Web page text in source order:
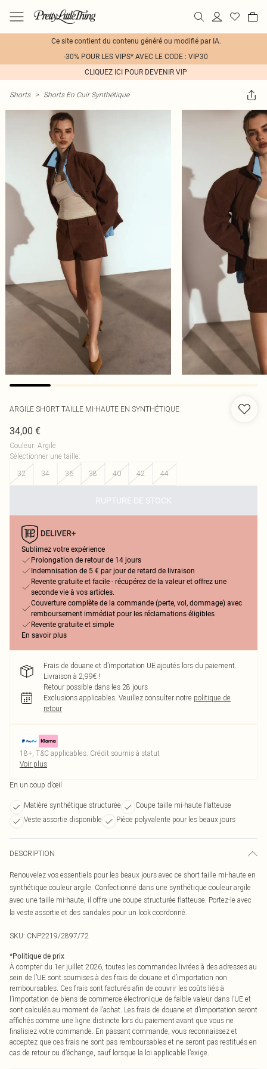
Ce site contient du contenu généré ou modifié par IA.
-30% POUR LES VIPS* AVEC LE CODE : VIP30
CLIQUEZ ICI POUR DEVENIR VIP
Shorts > Shorts En Cuir Synthétique
ARGILE SHORT TAILLE MI-HAUTE EN SYNTHÉTIQUE
34,00 €
Couleur: Argile
Sélectionner une taille:
32
34 36 38 40 42 44
RUPTURE DE STOCK
Sublimez votre expérience
Prolongation de retour de 14 jours
Indemnisation de 5 € par jour de retard de livraison
Revente gratuite et facile - récupérez de la valeur et offrez une
seconde vie à vos articles.
Couverture complète de la commande (perte, vol, dommage) avec
remboursement immédiat pour les réclamations éligibles
Revente gratuite et simple
En savoir plus
Frais de douane et d’importation UE ajoutés lors du paiement.
Livraison à 2,99€ !
Retour possible dans les 28 jours
Exclusions applicables. Veuillez consulter notre politique de
retour
18+, T&C applicables. Crédit soumis à statut
Voir plus
En un coup d’œil
Matière synthétique structurée
Coupe taille mi-haute flatteuse
Veste assortie disponible
Pièce polyvalente pour les beaux jours
DESCRIPTION
Renouvelez vos essentiels pour les beaux jours avec ce short taille mi-haute en
synthétique couleur argile. Confectionné dans une synthétique couleur argile
avec une taille mi-haute, il offre une coupe structurée flatteuse. Portez-le avec
la veste assortie et des sandales pour un look coordonné.
SKU: CNP2219/2897/72
*Politique de prix
À compter du 1er juillet 2026, toutes les commandes livrées à des adresses au
sein de l’UE sont soumises à des frais de douane et d’importation non
remboursables. Ces frais sont facturés afin de couvrir les coûts liés à
l’importation de biens de commerce électronique de faible valeur dans l’UE et
sont calculés au moment de l’achat. Les frais de douane et d’importation seront
affichés comme une ligne distincte lors du paiement avant que vous ne
finalisiez votre commande. En passant commande, vous reconnaissez et
acceptez que ces frais ne sont pas remboursables et ne seront pas restitués en
cas de retour ou d’échange, sauf lorsque la loi applicable l’exige.